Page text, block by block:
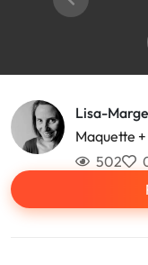
Lisa-
Maquette
502